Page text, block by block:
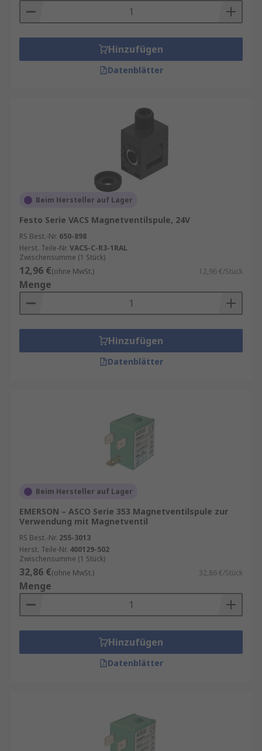
Hinzufügen
Datenblätter
Beim Hersteller auf Lager
Festo Serie VACS Magnetventilspule, 24V
RS Best.-Nr. 650-898
Herst. Teile-Nr. VACS-C-R3-1RAL
Zwischensumme (1 Stück)
12,96 €(ohne MwSt.) 12,96 €/Stück
Menge
Hinzufügen
Datenblätter
Beim Hersteller auf Lager
EMERSON – ASCO Serie 353 Magnetventilspule zur
Verwendung mit Magnetventil
RS Best.-Nr. 255-3013
Herst. Teile-Nr. 400129-502
Zwischensumme (1 Stück)
32,86 €(ohne MwSt.) 32,86 €/Stück
Menge
Hinzufügen
Datenblätter